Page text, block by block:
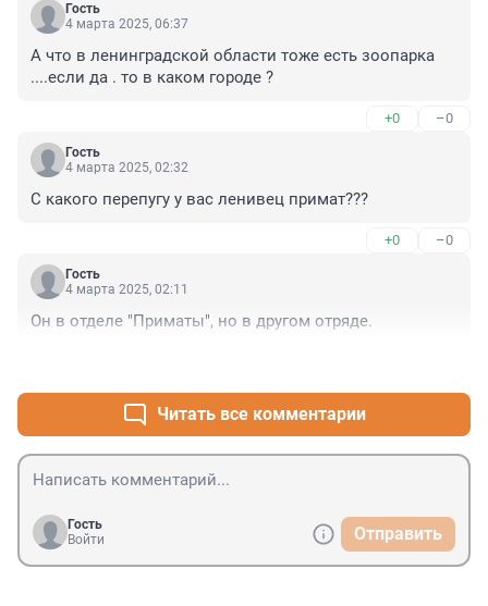
Гость
4 марта 2025, 06:37
А что в ленинградской области тоже есть зоопарка
....если да . то в каком городе ?
+0 –0
Гость
4 марта 2025, 02:32
С какого перепугу у вас ленивец примат???
+0 –0
Гость
4 марта 2025, 02:11
Он в отделе "Приматы", но в другом отряде.
Читать все комментарии
Гость
Войти
Отправить